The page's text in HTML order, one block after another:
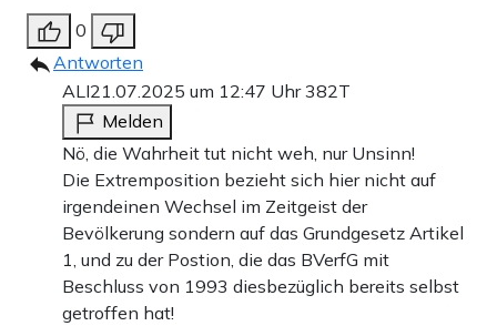
0
Antworten
ALI21.07.2025 um 12:47 Uhr382T
Melden
Nö, die Wahrheit tut nicht weh, nur Unsinn!
Die Extremposition bezieht sich hier nicht auf
irgendeinen Wechsel im Zeitgeist der
Bevölkerung sondern auf das Grundgesetz Artikel
1, und zu der Postion, die das BVerfG mit
Beschluss von 1993 diesbezüglich bereits selbst
getroffen hat!